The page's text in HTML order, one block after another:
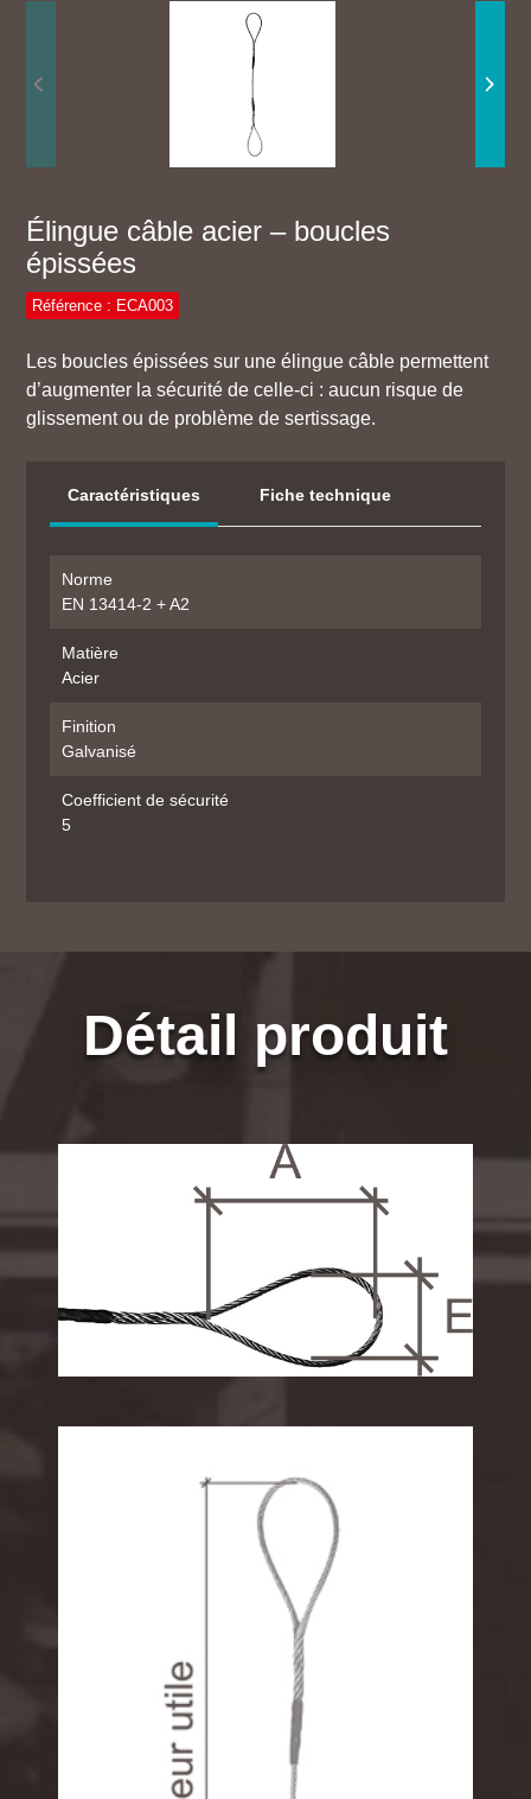
Élingue câble acier – boucles
épissées
Référence : ECA003
Les boucles épissées sur une élingue câble permettent
d’augmenter la sécurité de celle-ci : aucun risque de
glissement ou de problème de sertissage.
Caractéristiques Fiche technique
Norme
EN 13414-2 + A2
Matière
Acier
Finition
Galvanisé
Coefficient de sécurité
5
Détail produit